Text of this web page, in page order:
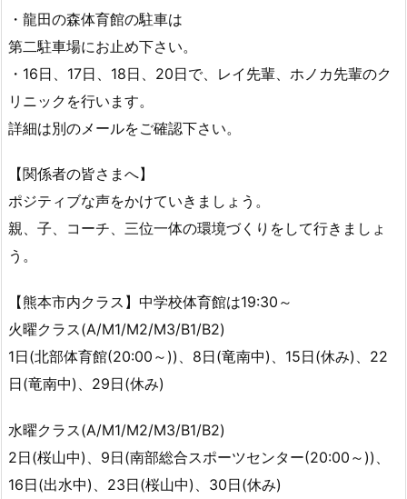
・龍田の森体育館の駐車は
第二駐車場にお止め下さい。
・16日、17日、18日、20日で、レイ先輩、ホノカ先輩のク
リニックを行います。
詳細は別のメールをご確認下さい。
【関係者の皆さまへ】
ポジティブな声をかけていきましょう。
親、子、コーチ、三位一体の環境づくりをして行きましょ
う。
【熊本市内クラス】中学校体育館は19:30～
火曜クラス(A/M1/M2/M3/B1/B2)
1日(北部体育館(20:00～))、8日(竜南中)、15日(休み)、22
日(竜南中)、29日(休み)
水曜クラス(A/M1/M2/M3/B1/B2)
2日(桜山中)、9日(南部総合スポーツセンター(20:00～))、
16日(出水中)、23日(桜山中)、30日(休み)